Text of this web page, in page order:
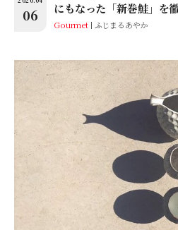
06
にもなった「新巻鮭」を
Gourmet ふじまるあやか